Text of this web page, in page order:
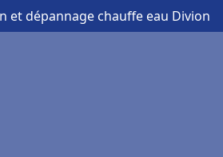
et dépannage chauffe eau Divion